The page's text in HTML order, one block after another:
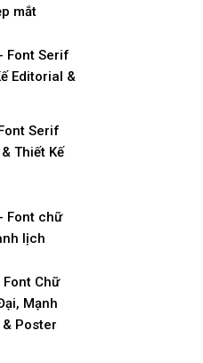
mắt
Font Serif
Editorial &
Serif
Thiết Kế
Font chữ
lịch
Font Chữ
Mạnh
Poster